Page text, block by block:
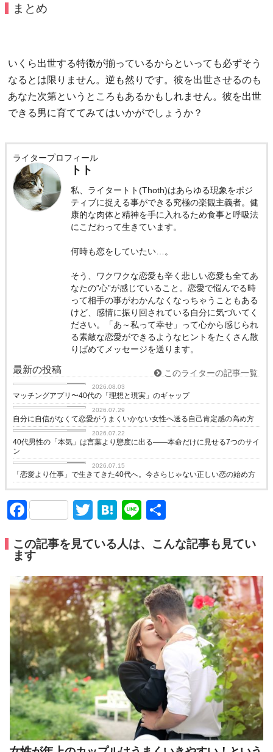
まとめ
いくら出世する特徴が揃っているからといっても必ずそう
なるとは限りません。逆も然りです。彼を出世させるのも
あなた次第というところもあるかもしれません。彼を出世
できる男に育ててみてはいかがでしょうか？
ライタープロフィール
トト
私、ライタートト(Thoth)はあらゆる現象をポジ
ティブに捉える事ができる究極の楽観主義者。健
康的な肉体と精神を手に入れるため食事と呼吸法
にこだわって生きています。
何時も恋をしていたい…。
そう、ワクワクな恋愛も辛く悲しい恋愛も全てあ
なたの”心”が感じていること。恋愛で悩んでる時
って相手の事がわかんなくなっちゃうこともある
けど、感情に振り回されている自分に気づいてく
ださい。「あ～私って幸せ」って心から感じられ
る素敵な恋愛ができるようなヒントをたくさん散
りばめてメッセージを送ります。
最新の投稿 このライターの記事一覧
2026.08.03
マッチングアプリ〜40代の「理想と現実」のギャップ
love
2026.07.29
自分に自信がなくて恋愛がうまくいかない女性へ送る自己肯定感の高め方
love
2026.07.22
40代男性の「本気」は言葉より態度に出る——本命だけに見せる7つのサイ
ン
love
2026.07.15
「恋愛より仕事」で生きてきた40代へ。今さらじゃない正しい恋の始め方
FacebookTwitter
Hatena
Line
この記事を見ている人は、こんな記事も見てい
ます